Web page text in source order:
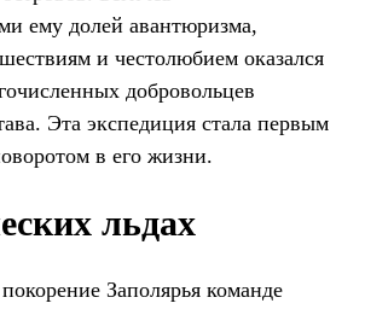
ему долей авантюризма,
и честолюбием оказался
добровольцев
Эта экспедиция стала первым
в его жизни.
льдах
Заполярья команде